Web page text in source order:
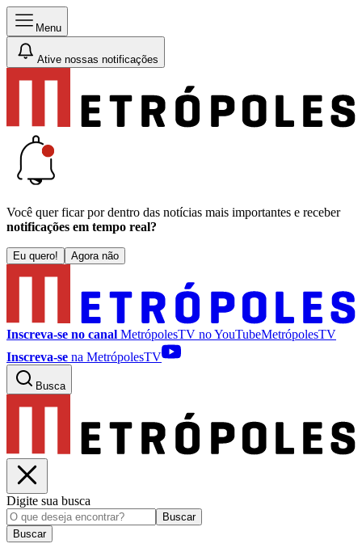
Menu
Ative nossas notificações
Você quer ficar por dentro das notícias mais importantes e receber
notificações em tempo real?
Eu quero! Agora não
Inscreva-se no canal MetrópolesTV noYouTubeMetrópolesTV
Inscreva-se na MetrópolesTV
Busca
Digite sua busca
Buscar
Buscar